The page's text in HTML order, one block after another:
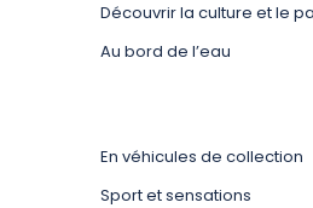
Découvrir la culture et le
Au bord de l’eau
En véhicules de collection
Sport et sensations